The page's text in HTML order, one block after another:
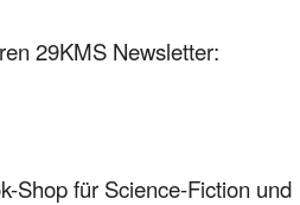
29KMS Newsletter:
Shop für Science-Fiction und